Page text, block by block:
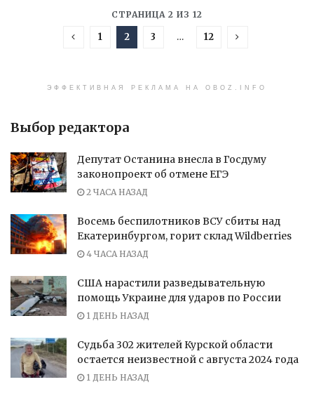
СТРАНИЦА 2 ИЗ 12
1 2 3 … 12
ЭФФЕКТИВНАЯ РЕКЛАМА НА OBOZ.INFO
Выбор редактора
Депутат Останина внесла в Госдуму
законопроект об отмене ЕГЭ
2 ЧАСА НАЗАД
Восемь беспилотников ВСУ сбиты над
Екатеринбургом, горит склад Wildberries
4 ЧАСА НАЗАД
США нарастили разведывательную
помощь Украине для ударов по России
1 ДЕНЬ НАЗАД
Судьба 302 жителей Курской области
остается неизвестной с августа 2024 года
1 ДЕНЬ НАЗАД